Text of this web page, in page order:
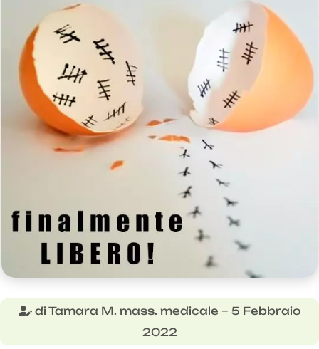
di Tamara M. mass. medicale – 5 Febbraio
2022